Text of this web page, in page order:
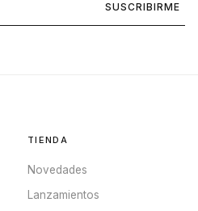
SUSCRIBIRME
TIENDA
Novedades
Lanzamientos